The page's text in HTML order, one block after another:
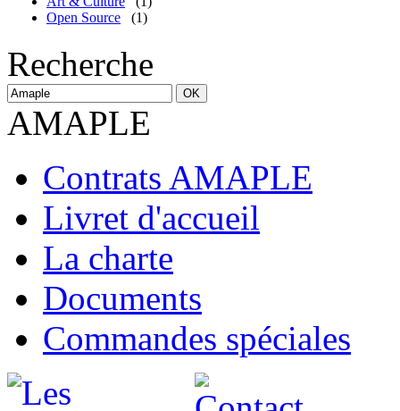
Open Source
(1)
Recherche
AMAPLE
Contrats AMAPLE
Livret d'accueil
La charte
Documents
Commandes spéciales